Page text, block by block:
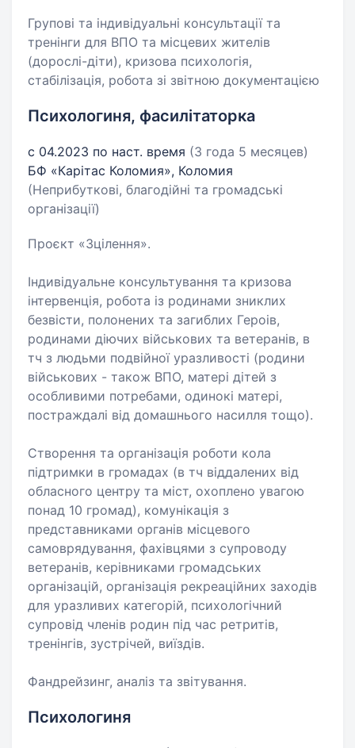
Групові та індивідуальні консультації та
тренінги для ВПО та місцевих жителів
(дорослі-діти), кризова психологія,
стабілізація, робота зі звітною документацією
Психологиня, фасилітаторка
с 04.2023 по наст. время (3 года 5 месяцев)
БФ «Карітас Коломия», Коломия
(Неприбуткові, благодійні та громадські
організації)
Проєкт «Зцілення».
Індивідуальне консультування та кризова
інтервенція, робота із родинами зниклих
безвісти, полонених та загиблих Героів,
родинами діючих військових та ветеранів, в
тч з людьми подвійної уразливості (родини
військових - також ВПО, матері дітей з
особливими потребами, одинокі матері,
постраждалі від домашнього насилля тощо).
Створення та організація роботи кола
підтримки в громадах (в тч віддалених від
обласного центру та міст, охоплено увагою
понад 10 громад), комунікація з
представниками органів місцевого
самоврядування, фахівцями з супроводу
ветеранів, керівниками громадських
організацій, організація рекреаційних заходів
для уразливих категорій, психологічний
супровід членів родин під час ретритів,
тренінгів, зустрічей, виїздів.
Фандрейзинг, аналіз та звітування.
Психологиня